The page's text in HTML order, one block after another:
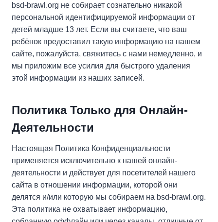
bsd-brawl.org не собирает сознательно никакой
персональной идентифицируемой информации от
детей младше 13 лет. Если вы считаете, что ваш
ребёнок предоставил такую информацию на нашем
сайте, пожалуйста, свяжитесь с нами немедленно, и
мы приложим все усилия для быстрого удаления
этой информации из наших записей.
Политика Только для Онлайн-
Деятельности
Настоящая Политика Конфиденциальности
применяется исключительно к нашей онлайн-
деятельности и действует для посетителей нашего
сайта в отношении информации, которой они
делятся и/или которую мы собираем на bsd-brawl.org.
Эта политика не охватывает информацию,